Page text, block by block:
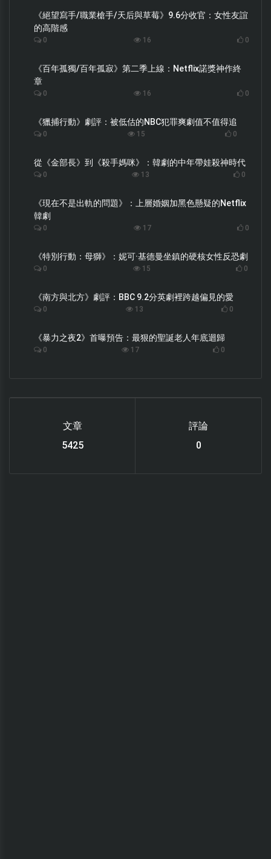
《絕望寫手/職業槍手/天后與草莓》9.6分收官：女性友誼
的高階感
0 16 0
《百年孤獨/百年孤寂》第二季上線：Netflix諾獎神作終
章
0 16 0
《獵捕行動》劇評：被低估的NBC犯罪爽劇值不值得追
0 15 0
從《金部長》到《殺手媽咪》：韓劇的中年帶娃殺神時代
0 13 0
《現在不是出軌的問題》：上層婚姻加黑色懸疑的Netflix
韓劇
0 17 0
《特別行動：母獅》：妮可·基德曼坐鎮的硬核女性反恐劇
0 15 0
《南方與北方》劇評：BBC 9.2分英劇裡跨越偏見的愛
0 13 0
《暴力之夜2》首曝預告：最狠的聖誕老人年底迴歸
0 17 0
文章
6119
評論
0